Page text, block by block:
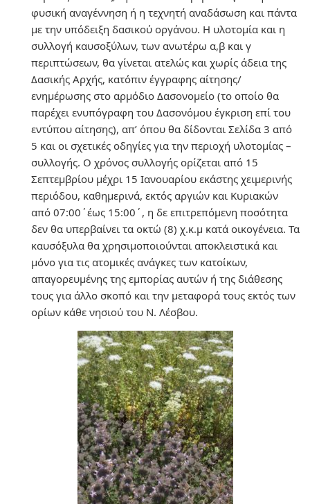
φυσική αναγέννηση ή η τεχνητή αναδάσωση και πάντα
με την υπόδειξη δασικού οργάνου. Η υλοτομία και η
συλλογή καυσοξύλων, των ανωτέρω α,β και γ
περιπτώσεων, θα γίνεται ατελώς και χωρίς άδεια της
Δασικής Αρχής, κατόπιν έγγραφης αίτησης/
ενημέρωσης στο αρμόδιο Δασονομείο (το οποίο θα
παρέχει ενυπόγραφη του Δασονόμου έγκριση επί του
εντύπου αίτησης), απ’ όπου θα δίδονται Σελίδα 3 από
5 και οι σχετικές οδηγίες για την περιοχή υλοτομίας –
συλλογής. Ο χρόνος συλλογής ορίζεται από 15
Σεπτεμβρίου μέχρι 15 Ιανουαρίου εκάστης χειμερινής
περιόδου, καθημερινά, εκτός αργιών και Κυριακών
από 07:00΄έως 15:00΄, η δε επιτρεπόμενη ποσότητα
δεν θα υπερβαίνει τα οκτώ (8) χ.κ.μ κατά οικογένεια. Τα
καυσόξυλα θα χρησιμοποιούνται αποκλειστικά και
μόνο για τις ατομικές ανάγκες των κατοίκων,
απαγορευμένης της εμπορίας αυτών ή της διάθεσης
τους για άλλο σκοπό και την μεταφορά τους εκτός των
ορίων κάθε νησιού του Ν. Λέσβου.